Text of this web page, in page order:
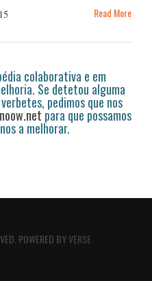
Read More
colaborativa e em
Se detetou alguma
pedimos que nos
para que possamos
a melhorar.
POWERED BYVERSE